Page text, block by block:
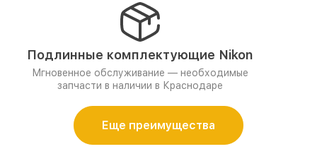
Подлинные комплектующие Nikon
Мгновенное обслуживание — необходимые
запчасти в наличии в Краснодаре
Еще преимущества